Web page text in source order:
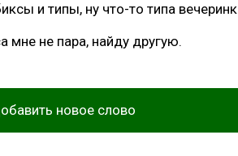
и типы, ну что-то типа
мне не пара, найду другую.
новое слово